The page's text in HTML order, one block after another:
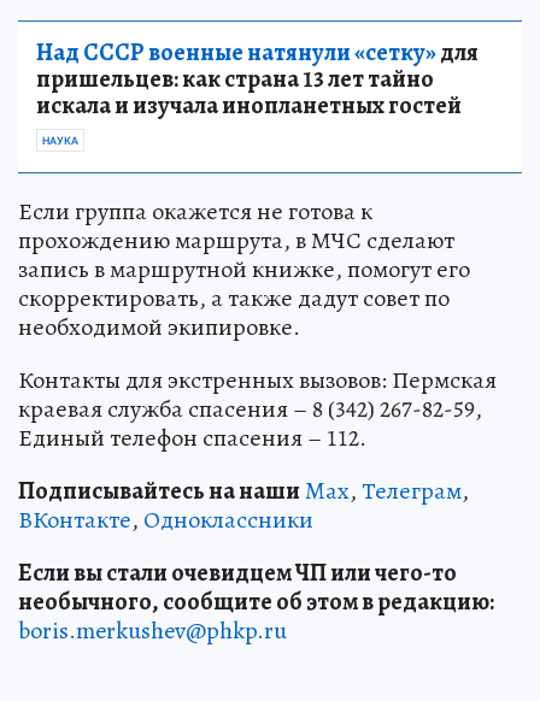
Над СССР военные натянули «сетку»для
пришельцев: как страна 13 лет тайно
искала и изучала инопланетных гостей
НАУКА
Если группа окажется не готова к
прохождению маршрута, в МЧС сделают
запись в маршрутной книжке, помогут его
скорректировать, а также дадут совет по
необходимой экипировке.
Контакты для экстренных вызовов: Пермская
краевая служба спасения – 8 (342) 267-82-59,
Единый телефон спасения – 112.
Подписывайтесь на нашиMax,Телеграм,
ВКонтакте, Одноклассники
Если вы стали очевидцем ЧП или чего-то
необычного, сообщите об этом в редакцию:
boris.merkushev@phkp.ru